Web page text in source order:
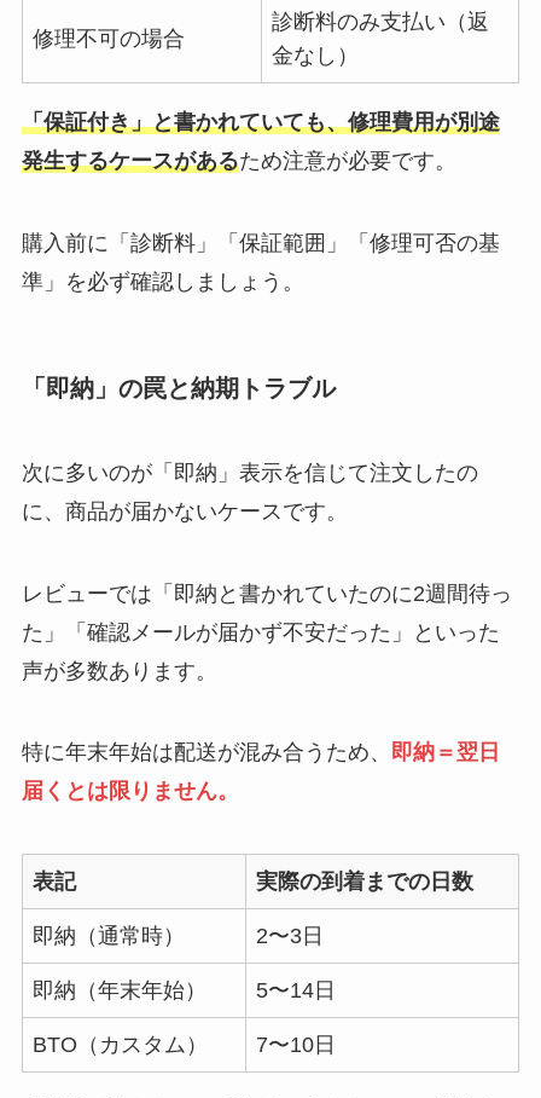
修理不可の場合
診断料のみ支払い（返
金なし）
「保証付き」と書かれていても、修理費用が別途
発生するケースがあるため注意が必要です。
購入前に「診断料」「保証範囲」「修理可否の基
準」を必ず確認しましょう。
「即納」の罠と納期トラブル
次に多いのが「即納」表示を信じて注文したの
に、商品が届かないケースです。
レビューでは「即納と書かれていたのに2週間待っ
た」「確認メールが届かず不安だった」といった
声が多数あります。
特に年末年始は配送が混み合うため、 即納＝翌日
届くとは限りません。
表記 実際の到着までの日数
即納（通常時） 2〜3日
即納（年末年始） 5〜14日
BTO（カスタム） 7〜10日